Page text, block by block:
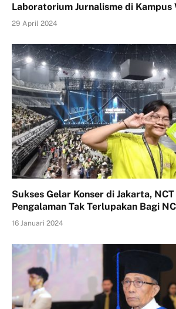
Laboratorium Jurnalisme di Kampus
29 April 2024
Sukses Gelar Konser di Jakarta,
Pengalaman Tak Terlupakan Bagi
16 Januari 2024